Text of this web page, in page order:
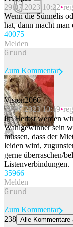
Beitrag melden
29.07.2023 10:22
Wenn die Sünnelis
hat, dann macht
40075
Melden
Beitrag melden
Zum Kommentar
Vision2060
29.07.2023 10:19
Im Herbst werden
Wahlgewinner sein
müssen, dass der
leiden wird,
gerne überraschen/
Listenverbindungen.
35966
Melden
Zum Kommentar
238 Alle Kommentare